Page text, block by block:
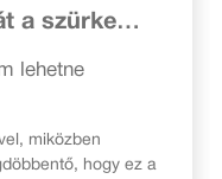
a szürke
lehetne
miközben
hogy ez a